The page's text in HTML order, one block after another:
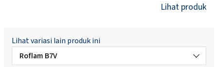
Lihat produk
Lihat variasi lain produk ini
Roflam B7V